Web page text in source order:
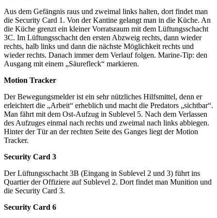
Aus dem Gefängnis raus und zweimal links halten, dort findet man
die Security Card 1. Von der Kantine gelangt man in die Küche. An
die Küche grenzt ein kleiner Vorratsraum mit dem Lüftungsschacht
3C. Im Lüftungsschacht den ersten Abzweig rechts, dann wieder
rechts, halb links und dann die nächste Möglichkeit rechts und
wieder rechts. Danach immer dem Verlauf folgen. Marine-Tip: den
Ausgang mit einem „Säurefleck“ markieren.
Motion Tracker
Der Bewegungsmelder ist ein sehr nützliches Hilfsmittel, denn er
erleichtert die „Arbeit“ erheblich und macht die Predators „sichtbar“.
Man fährt mit dem Ost-Aufzug in Sublevel 5. Nach dem Verlassen
des Aufzuges einmal nach rechts und zweimal nach links abbiegen.
Hinter der Tür an der rechten Seite des Ganges liegt der Motion
Tracker.
Security Card 3
Der Lüftungsschacht 3B (Eingang in Sublevel 2 und 3) führt ins
Quartier der Offiziere auf Sublevel 2. Dort findet man Munition und
die Security Card 3.
Security Card 6